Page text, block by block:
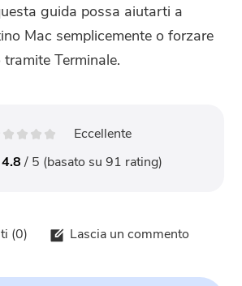
guida possa aiutarti a
Mac semplicemente o forzare
Terminale.
Eccellente
4.8/ 5 (basato su 91 rating)
(0) Lascia un commento